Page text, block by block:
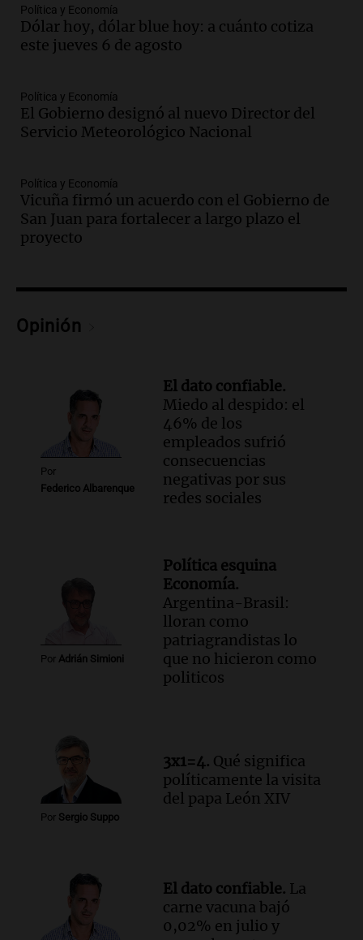
propiedad privada sin controvertido
capítulo de tierras hoy a las 14 horas
Noticias
Audio.Asesinan a influencer mexicano
César Gastelum durante transmisión en
vivo en Culiacán, Sinaloa
Audio.Detienen al esposo de mujer que
falleció tras supuesta explosión de
celular en Córdoba
Noticias
Audio.El Vaticano expresa su apoyo a
de crisis de desapariciones
Audio.
Tormentas y vientos intensos
afectan Santa Fe: recomendaciones para
los vecinos
Noticias
Episodios
Audio.Ráfagas de viento fuertes
generan inconvenientes en Córdoba: un
Audio.
A 13 años de Salta 2141,
familiares mantienen vivo el reclamo de
memoria y justicia
Episodios
Los trabajadores de la Unión
Obrera Metalúrgica advierten sobre
Panorama Federal
Episodios
Política y Economía
Dólar hoy, dólar blue hoy: a cuánto cotiza
este jueves 6 de agosto
Política y Economía
El Gobierno designó al nuevo Director del
Servicio Meteorológico Nacional
Política y Economía
Vicuña firmó un acuerdo con el Gobierno de
San Juan para fortalecer a largo plazo el
proyecto
Opinión
Por
Federico Albarenque
El dato confiable.
Miedo al despido: el
46% de los
empleados sufrió
consecuencias
negativas por sus
redes sociales
Por Adrián Simioni
Política esquina
Economía.
Argentina-Brasil:
lloran como
patriagrandistas lo
que no hicieron como
politicos
Por Sergio Suppo
3x1=4. Qué significa
políticamente la visita
del papa León XIV
El dato confiable. La
carne vacuna bajó
0,02% en julio y